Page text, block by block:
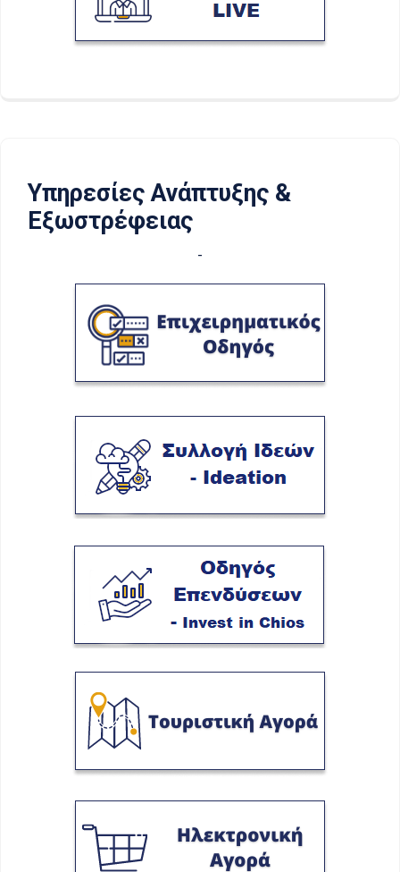
Υπηρεσίες Ανάπτυξης &
Εξωστρέφειας
-